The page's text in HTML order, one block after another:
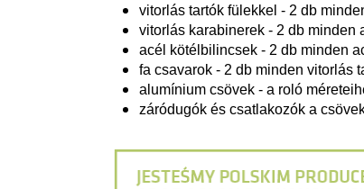
vitorlás tartók fülekkel - 2 db
vitorlás karabinerek - 2 db minden
acél kötélbilincsek - 2 db minden
fa csavarok - 2 db minden vitorlás
alumínium csövek - a roló
záródugók és csatlakozók a